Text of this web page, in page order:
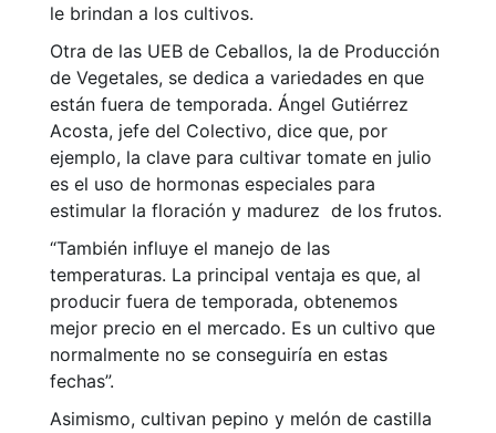
le brindan a los cultivos.
Otra de las UEB de Ceballos, la de Producción
de Vegetales, se dedica a variedades en que
están fuera de temporada. Ángel Gutiérrez
Acosta, jefe del Colectivo, dice que, por
ejemplo, la clave para cultivar tomate en julio
es el uso de hormonas especiales para
estimular la floración y madurez de los frutos.
“También influye el manejo de las
temperaturas. La principal ventaja es que, al
producir fuera de temporada, obtenemos
mejor precio en el mercado. Es un cultivo que
normalmente no se conseguiría en estas
fechas”.
Asimismo, cultivan pepino y melón de castilla